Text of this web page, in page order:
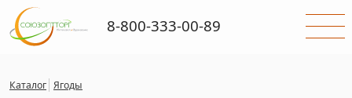
Каталог Ягоды
8-800-333-00-89